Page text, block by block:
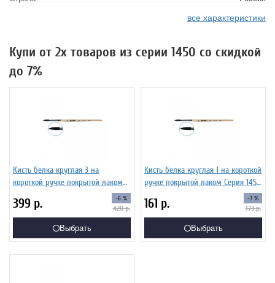
все характеристики
Купи от 2х товаров из серии 1450 со скидкой
до 7%
Кисть белка круглая 3 на
короткой ручке покрытой лаком
399 р. -6 %
420р.
Выбрать
Кисть белка круглая 1 на короткой
ручке покрытой лаком Серия 1450
161 р. -7 %
173р.
Выбрать